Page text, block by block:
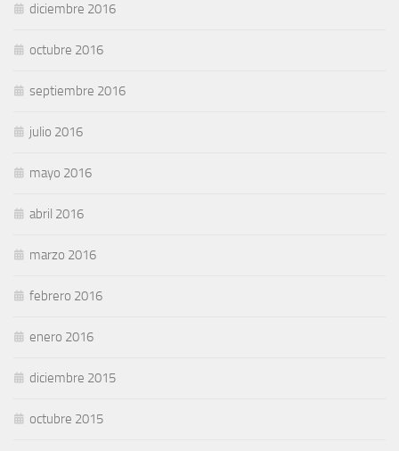
diciembre 2016
octubre 2016
septiembre 2016
julio 2016
mayo 2016
abril 2016
marzo 2016
febrero 2016
enero 2016
diciembre 2015
octubre 2015